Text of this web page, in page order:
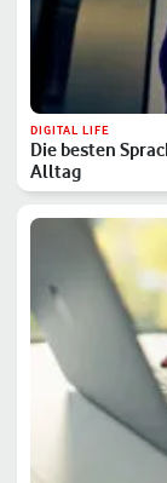
DIGITAL LIFE
Die besten
Alltag